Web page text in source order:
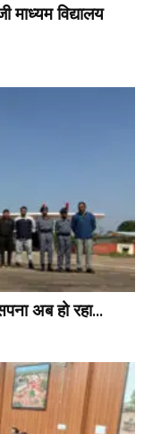
माध्यम विद्यालय
अब हो रहा...